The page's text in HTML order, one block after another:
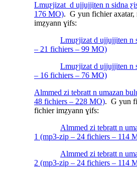
Lmuƹjizat d ujjujjiten n sidna
176 MO). G yun fichier axatar,
imẓyann ɣifs:
Lmuƹjizat d ujjujjiten n
– 21 fichiers – 99 MO)
Lmuƹjizat d ujjujjiten n
– 16 fichiers – 76 MO)
Almmed zi tebratt n umazan
48 fichiers – 228 MO). G yun
fichier imẓyann ɣifs:
Almmed zi tebratt n
1 (mp3-zip – 24 fichiers – 114
Almmed zi tebratt n
2 (mp3-zip – 24 fichiers – 114